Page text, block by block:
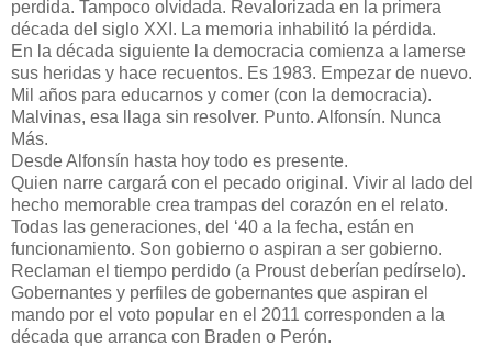
perdida. Tampoco olvidada. Revalorizada en la primera
década del siglo XXI. La memoria inhabilitó la pérdida.
En la década siguiente la democracia comienza a lamerse
sus heridas y hace recuentos. Es 1983. Empezar de nuevo.
Mil años para educarnos y comer (con la democracia).
Malvinas, esa llaga sin resolver. Punto. Alfonsín. Nunca
Más.
Desde Alfonsín hasta hoy todo es presente.
Quien narre cargará con el pecado original. Vivir al lado del
hecho memorable crea trampas del corazón en el relato.
Todas las generaciones, del ‘40 a la fecha, están en
funcionamiento. Son gobierno o aspiran a ser gobierno.
Reclaman el tiempo perdido (a Proust deberían pedírselo).
Gobernantes y perfiles de gobernantes que aspiran el
mando por el voto popular en el 2011 corresponden a la
década que arranca con Braden o Perón.